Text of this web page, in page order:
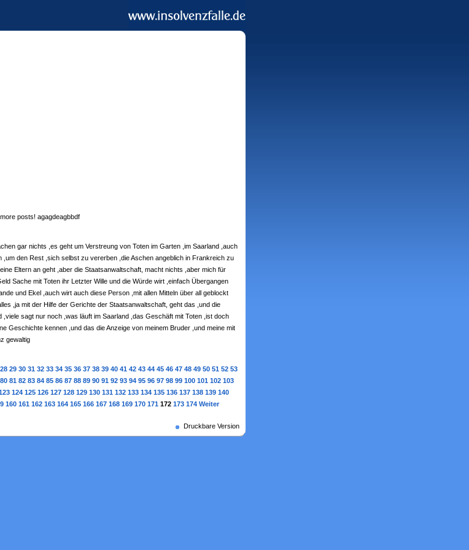
posts! agagdeagbbdf
gar nichts ,es geht um Verstreung von Toten im Garten ,im Saarland ,auch
den Rest ,sich selbst zu vererben ,die Aschen angeblich in Frankreich zu
Eltern an geht ,aber die Staatsanwaltschaft, macht nichts ,aber mich für
Sache mit Toten ihr Letzter Wille und die Würde wirt ,einfach Übergangen
und Ekel ,auch wirt auch diese Person ,mit allen Mitteln über all geblockt
,ja mit der Hilfe der Gerichte der Staatsanwaltschaft, geht das ,und die
sagt nur noch ,was läuft im Saarland ,das Geschäft mit Toten ,ist doch
Geschichte kennen ,und das die Anzeige von meinem Bruder ,und meine mit
gewaltig
28 29 30 31 32 33 34 35 36 37 38 39 40 41 42 43 44 45 46 47 48 49 50 51 52 53
80 81 82 83 84 85 86 87 88 89 90 91 92 93 94 95 96 97 98 99 100 101 102 103
124 125 126 127 128 129 130 131 132 133 134 135 136 137 138 139 140
160 161 162 163 164 165 166 167 168 169 170 171 172 173 174 Weiter
Druckbare Version